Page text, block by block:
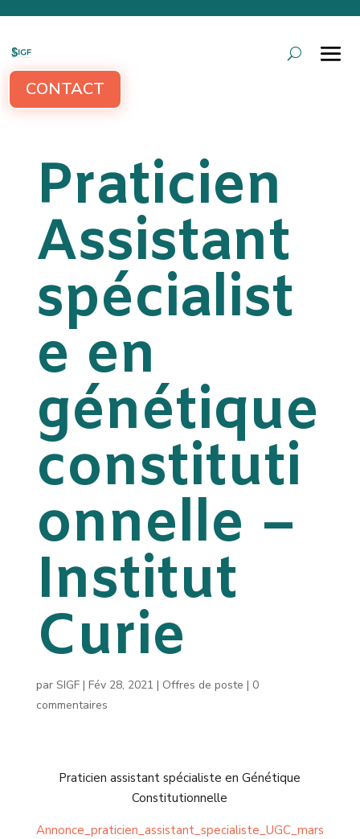
CONTACT
Praticien
Assistant
spécialist
e en
génétique
constituti
onnelle –
Institut
Curie
par SIGF| Fév 28, 2021 | Offres de poste | 0
commentaires
Praticien assistant spécialiste en Génétique
Constitutionnelle
Annonce_praticien_assistant_specialiste_UGC_mars